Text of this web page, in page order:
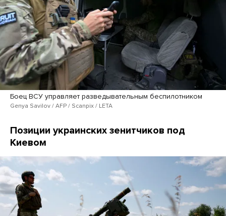
Боец ВСУ управляет разведывательным беспилотником
Genya Savilov / AFP / Scanpix / LETA
Позиции украинских зенитчиков под
Киевом